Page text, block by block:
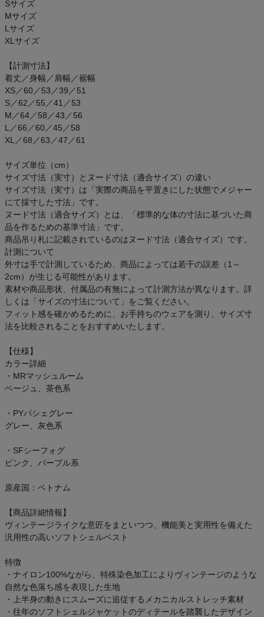
ご利用ガイド
クーポン一覧
商品レビュー
プロテイン・サプリメントまとめ買い
アウトレットセール
スタッフコーディネート
スタッフブログ
Sサイズ
Mサイズ
Lサイズ
XLサイズ
【計測寸法】
着丈／身幅／肩幅／裾幅
XS／60／53／39／51
S／62／55／41／53
M／64／58／43／56
L／66／60／45／58
XL／68／63／47／61
サイズ単位（cm）
サイズ寸法（実寸）とヌード寸法（適合サイズ）の違い
サイズ寸法（実寸）は「実際の商品を平置きにした状態でメジャー
にて採寸した寸法」です。
ヌード寸法（適合サイズ）とは、「標準的な体の寸法に基づいた商
品を作るための基準寸法」です。
商品吊り札に記載されているのはヌード寸法（適合サイズ）です。
計測について
外寸は手で計測しているため、商品によっては若干の誤差（1～
2cm）が生じる可能性があります。
素材や商品形状、付属品の有無によって計測方法が異なります。詳
しくは「サイズの寸法について」をご覧ください。
フィット感を確かめるために、お手持ちのウェアを測り、サイズ寸
法を比較されることをおすすめいたします。
【仕様】
カラー詳細
・MRマッシュルーム
ベージュ、茶色系
・PYパシェグレー
グレー、灰色系
・SFシーフォグ
ピンク、パープル系
原産国：ベトナム
【商品詳細情報】
ヴィンテージライクな意匠をまといつつ、機能美と実用性を備えた
汎用性の高いソフトシェルベスト
特徴
・ナイロン100%ながら、特殊染色加工によりヴィンテージのような
自然な色落ち感を表現した生地
・上半身の動きにスムーズに追従するメカニカルストレッチ素材
・往年のソフトシェルジャケットのディテールを踏襲したデザイン